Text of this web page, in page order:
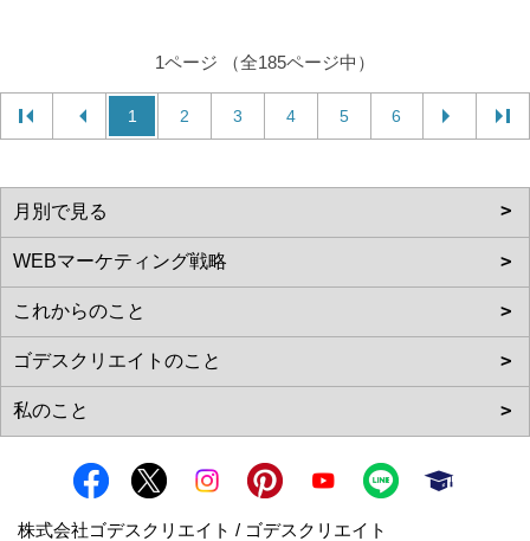
1ページ （全185ページ中）
1 2 3 4 5 6
株式会社ゴデスクリエイト / ゴデスクリエイト